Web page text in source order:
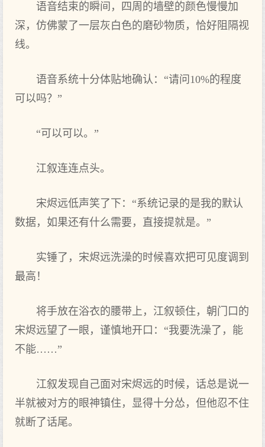
语音结束的瞬间，四周的墙壁的颜色慢慢加
深，仿佛蒙了一层灰白色的磨砂物质，恰好阻隔视
线。
语音系统十分体贴地确认：“请问10%的程度
可以吗？”
“可以可以。”
江叙连连点头。
宋烬远低声笑了下：“系统记录的是我的默认
数据，如果还有什么需要，直接提就是。”
实锤了，宋烬远洗澡的时候喜欢把可见度调到
最高！
将手放在浴衣的腰带上，江叙顿住，朝门口的
宋烬远望了一眼，谨慎地开口：“我要洗澡了，能
不能……”
江叙发现自己面对宋烬远的时候，话总是说一
半就被对方的眼神镇住，显得十分怂，但他忍不住
就断了话尾。